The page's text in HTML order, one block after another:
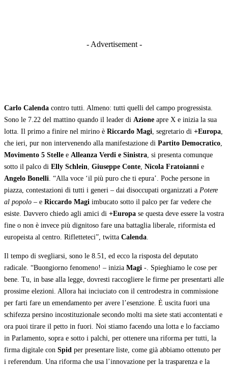
- Advertisement -
Carlo Calenda contro tutti. Almeno: tutti quelli del campo progressista.
Sono le 7.22 del mattino quando il leader di Azione apre X e inizia la sua
lotta. Il primo a finire nel mirino è Riccardo Magi, segretario di +Europa,
che ieri, pur non intervenendo alla manifestazione di Partito Democratico,
Movimento 5 Stelle e Alleanza Verdi e Sinistra, si presenta comunque
sotto il palco di Elly Schlein, Giuseppe Conte, Nicola Fratoianni e
Angelo Bonelli. “Alla voce ‘il più puro che ti epura’. Poche persone in
piazza, contestazioni di tutti i generi – dai disoccupati organizzati a Potere
al popolo – e Riccardo Magi imbucato sotto il palco per far vedere che
esiste. Davvero chiedo agli amici di +Europa se questa deve essere la vostra
fine o non è invece più dignitoso fare una battaglia liberale, riformista ed
europeista al centro. Rifletteteci”, twitta Calenda.
Il tempo di svegliarsi, sono le 8.51, ed ecco la risposta del deputato
radicale. “Buongiorno fenomeno! – inizia Magi -. Spieghiamo le cose per
bene. Tu, in base alla legge, dovresti raccogliere le firme per presentarti alle
prossime elezioni. Allora hai inciuciato con il centrodestra in commissione
per farti fare un emendamento per avere l’esenzione. È uscita fuori una
schifezza persino incostituzionale secondo molti ma siete stati accontentati e
ora puoi tirare il petto in fuori. Noi stiamo facendo una lotta e lo facciamo
in Parlamento, sopra e sotto i palchi, per ottenere una riforma per tutti, la
firma digitale con Spid per presentare liste, come già abbiamo ottenuto per
i referendum. Una riforma che usa l’innovazione per la trasparenza e la